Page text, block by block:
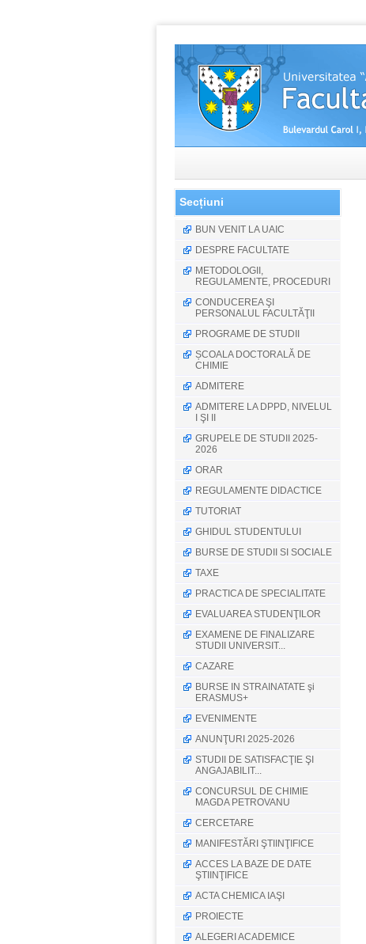
Secțiuni
BUN VENIT LA UAIC
DESPRE FACULTATE
METODOLOGII,
REGULAMENTE, PROCEDURI
CONDUCEREA ŞI
PERSONALUL FACULTĂŢII
PROGRAME DE STUDII
ȘCOALA DOCTORALĂ DE
CHIMIE
ADMITERE
ADMITERE LA DPPD, NIVELUL
I ŞI II
GRUPELE DE STUDII 2025-
2026
ORAR
REGULAMENTE DIDACTICE
TUTORIAT
GHIDUL STUDENTULUI
BURSE DE STUDII SI SOCIALE
TAXE
PRACTICA DE SPECIALITATE
EVALUAREA STUDENŢILOR
EXAMENE DE FINALIZARE
STUDII UNIVERSIT...
CAZARE
BURSE IN STRAINATATE şi
ERASMUS+
EVENIMENTE
ANUNŢURI 2025-2026
STUDII DE SATISFACŢIE ŞI
ANGAJABILIT...
CONCURSUL DE CHIMIE
MAGDA PETROVANU
CERCETARE
MANIFESTĂRI ŞTIINŢIFICE
ACCES LA BAZE DE DATE
ŞTIINŢIFICE
ACTA CHEMICA IAŞI
PROIECTE
ALEGERI ACADEMICE